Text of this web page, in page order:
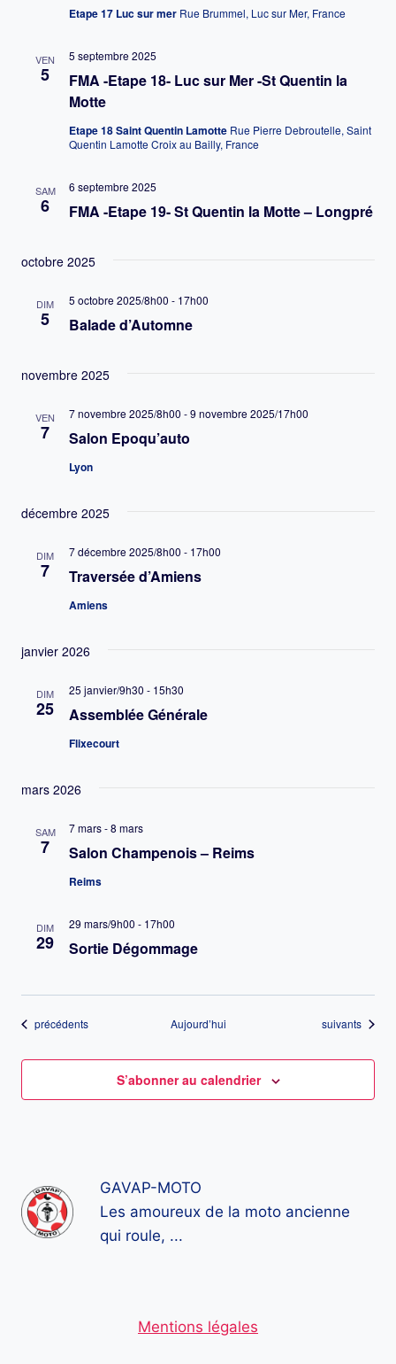
Etape 17 Luc sur mer Rue Brummel, Luc sur Mer, France
VEN
5
FMA -Etape 18- Luc sur Mer -St Quentin la
Motte
5 septembre 2025
Etape 18 Saint Quentin Lamotte Rue Pierre Debroutelle, Saint
Quentin Lamotte Croix au Bailly, France
SAM
6 FMA -Etape 19- St Quentin la Motte – Longpré
6 septembre 2025
octobre 2025
DIM
5 Balade d’Automne
5 octobre 2025/8h00 - 17h00
novembre 2025
VEN
7 Salon Epoqu’auto
7 novembre 2025/8h00 -9 novembre 2025/17h00
Lyon
décembre 2025
DIM
7 Traversée d’Amiens
7 décembre 2025/8h00 - 17h00
Amiens
janvier 2026
DIM
25 Assemblée Générale
25 janvier/9h30 - 15h30
Flixecourt
mars 2026
SAM
7 Salon Champenois – Reims
7 mars-8 mars
Reims
DIM
29 Sortie Dégommage
29 mars/9h00 - 17h00
Évènements
précédents Aujourd’hui Évènements
suivants
S’abonner au calendrier
GAVAP-MOTO
Les amoureux de la moto ancienne
qui roule, ...
Mentions légales